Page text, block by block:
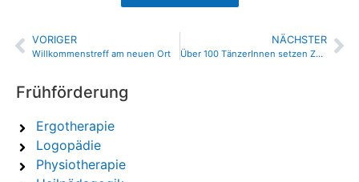
VORIGER
Willkommenstreff am neuen Ort
NÄCHSTER
Über 100 TänzerInnen setzen Zeichen gegen Gewalt an Frauen
Frühförderung
Ergotherapie
Logopädie
Physiotherapie